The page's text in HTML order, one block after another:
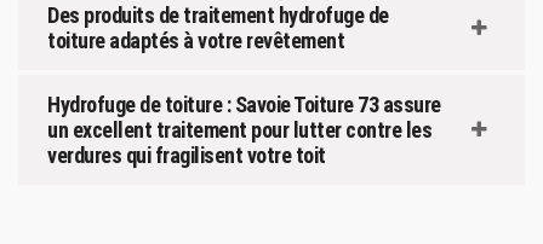
Des produits de traitement hydrofuge de
toiture adaptés à votre revêtement
Hydrofuge de toiture : Savoie Toiture 73 assure
un excellent traitement pour lutter contre les
verdures qui fragilisent votre toit